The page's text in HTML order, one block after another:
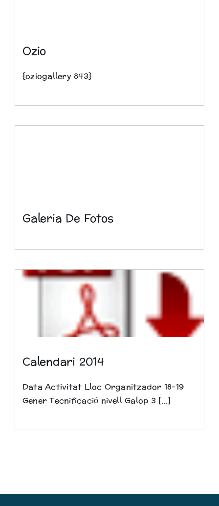
Ozio
{oziogallery 843}
Galeria De Fotos
Calendari 2014
Data Activitat Lloc Organitzador 18-19
Gener Tecnificació nivell Galop 3 [...]